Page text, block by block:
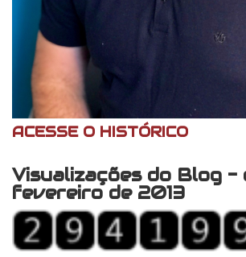
ACESSE O HISTÓRICO
Visualizações do Blog -
fevereiro de 2013